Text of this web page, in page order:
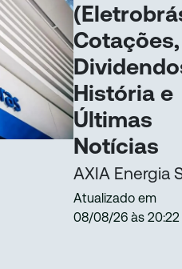
Cotações,
História e
Últimas
Notícias
AXIA Energia
Atualizado em
08/08/26 às 20:22